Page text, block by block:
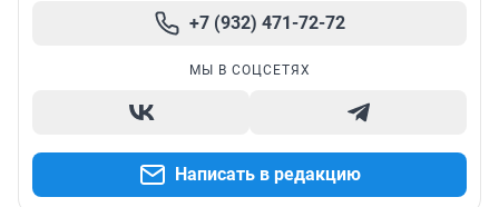
+7 (932) 471-72-72
МЫ В СОЦСЕТЯХ
Написать в редакцию